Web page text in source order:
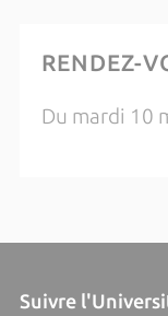
RENDEZ-
Du mardi 10
Suivre